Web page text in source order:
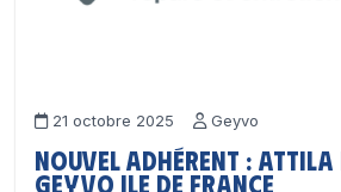
21 octobre 2025 Geyvo
Nouvel adhérent :
GEYVO Ile de France